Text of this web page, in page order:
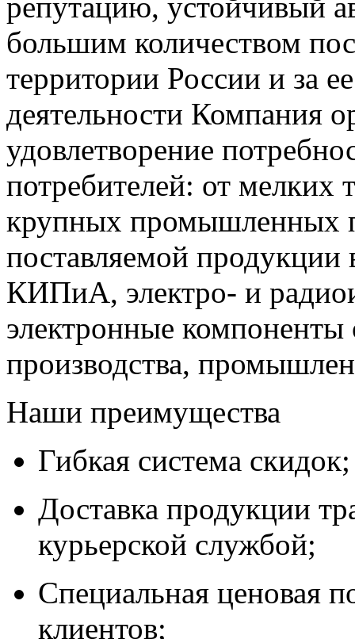
большим количеством
территории России и за
деятельности Компания
удовлетворение
потребителей: от мелких
крупных промышленных
поставляемой продукции
КИПиА, электро- и
электронные компоненты
производства,
Наши преимущества
Гибкая система скидок;
Доставка продукции
курьерской службой;
Специальная ценовая
клиентов;